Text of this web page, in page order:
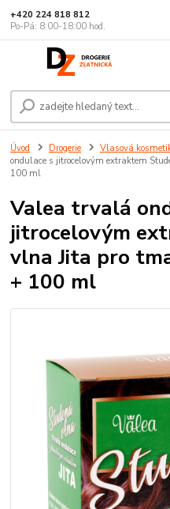
+420 224 818 812
Po-Pá: 8:00-18:00 hod.
Úvod Drogerie Vlasová
ondulace s jitrocelovým extraktem
100 ml
Valea trvalá
jitrocelovým
vlna Jita pro
+ 100 ml